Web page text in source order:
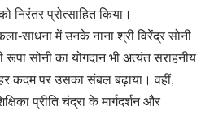
निरंतर प्रोत्साहित किया।
साधना में उनके नाना श्री विरेंद्र सोनी
रूपा सोनी का योगदान भी अत्यंत सराहनीय
हर कदम पर उसका संबल बढ़ाया। वहीं,
प्रीति चंद्रा के मार्गदर्शन और